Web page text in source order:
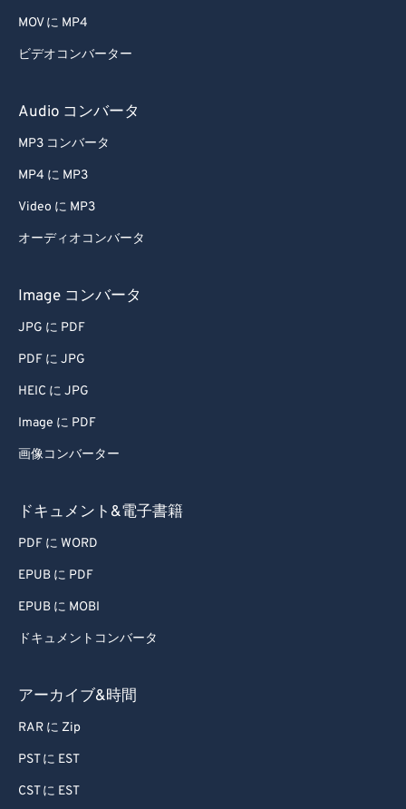
MOV に MP4
ビデオコンバーター
Audio コンバータ
MP3 コンバータ
MP4 に MP3
Video に MP3
オーディオコンバータ
Image コンバータ
JPG に PDF
PDF に JPG
HEIC に JPG
Image に PDF
画像コンバーター
ドキュメント&電子書籍
PDF に WORD
EPUB に PDF
EPUB に MOBI
ドキュメントコンバータ
アーカイブ&時間
RAR に Zip
PST に EST
CST に EST